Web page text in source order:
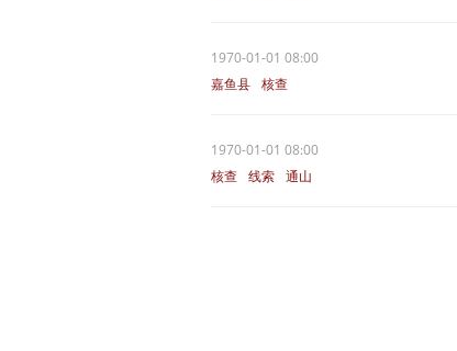
1970-01-01 08:00
嘉鱼县 核查
1970-01-01 08:00
核查
线索 通山